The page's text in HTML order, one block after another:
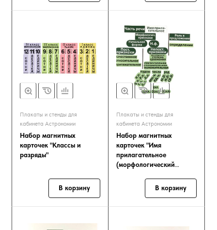
Плакаты и стенды для
кабинета Астрономии
Набор магнитных
карточек "Классы и
разряды"
В корзину
Плакаты и стенды для
кабинета Астрономии
Набор магнитных
карточек "Имя
прилагательное
(морфологический
В корзину